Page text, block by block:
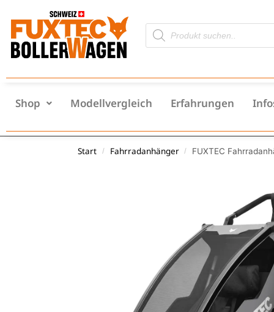
Shop Modellvergleich Erfahrungen
Start / Fahrradanhänger / FUXTEC